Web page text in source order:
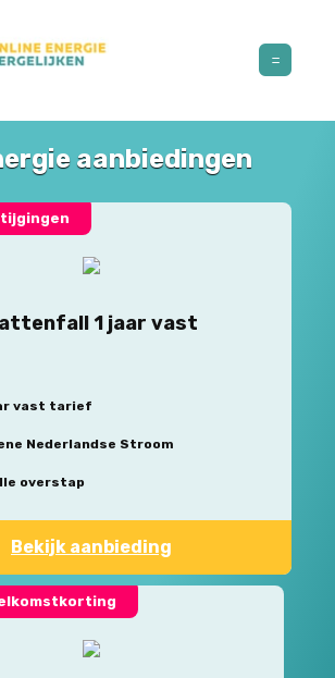
aanbiedingen
1 jaar vast
vast tarief
Nederlandse Stroom
overstap
Bekijk aanbieding